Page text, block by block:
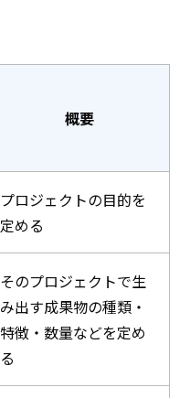
概要
プロジェクトの目的を
定める
そのプロジェクトで生
み出す成果物の種類・
特徴・数量などを定め
る